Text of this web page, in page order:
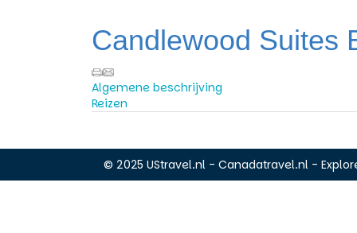
Candlewood Suites
Algemene beschrijving
Reizen
© 2025 UStravel.nl - Canadatravel.nl -